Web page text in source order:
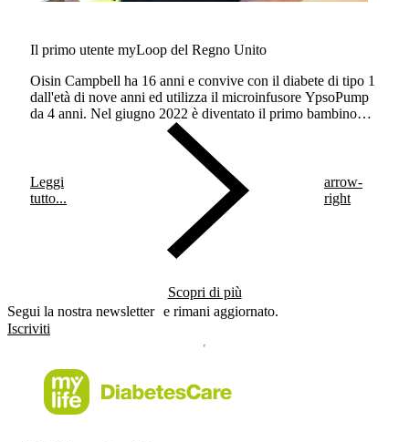
Il primo utente myLoop del Regno Unito
Oisin Campbell ha 16 anni e convive con il diabete di tipo 1
dall'età di nove anni ed utilizza il microinfusore YpsoPump
da 4 anni. Nel giugno 2022 è diventato il primo bambino
dell'Irlanda del Nord a utilizzare il nostro sistema di
somministrazione automatica di insulina, myLoop.
Leggi
tutto...
arrow-
right
Scopri di più
Segui la nostra newsletter e rimani aggiornato.
Iscriviti